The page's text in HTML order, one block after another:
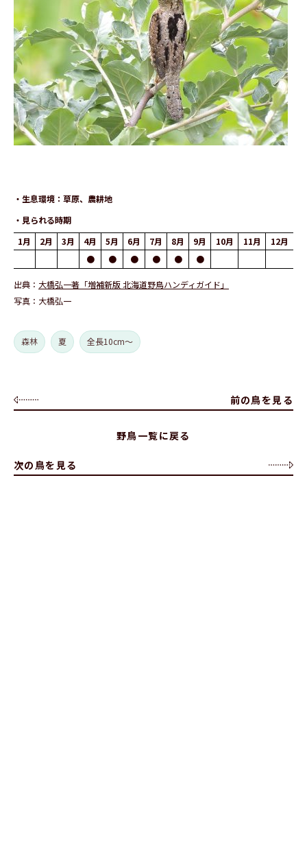
生息環境
草原、農耕地
見られる時期
1月
2月 3月 4月 5月 6月 7月 8月 9月 10月 11月
12月
●
● ● ● ● ●
出典
大橋弘一著「増補新版 北海道野鳥ハンディガイド」
写真
大橋弘一
森林 夏 全長10cm～
前の鳥を見る
野鳥一覧に戻る
次の鳥を見る